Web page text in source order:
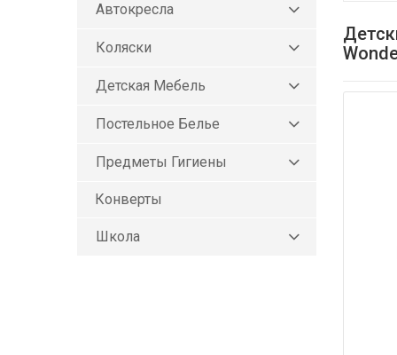
Автокресла
Коляски
Детская Мебель
Постельное Белье
Предметы Гигиены
Конверты
Школа